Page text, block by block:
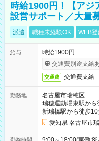
時給1900円！【アジ
設営サポート／大量
派遣 職種未経験OK WEB
給与
時給1900円
交通費別途支給
交通費 交通費支給
勤務地
名古屋市瑞穂区
瑞穂運動場東駅から
新瑞橋駅から徒歩
愛知県 名古屋市